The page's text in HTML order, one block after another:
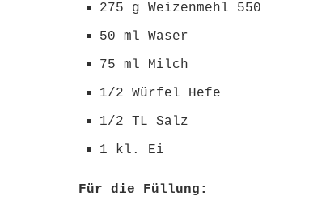
275 g Weizenmehl 550
50 ml Waser
75 ml Milch
1/2 Würfel Hefe
1/2 TL Salz
1 kl. Ei
Für die Füllung: